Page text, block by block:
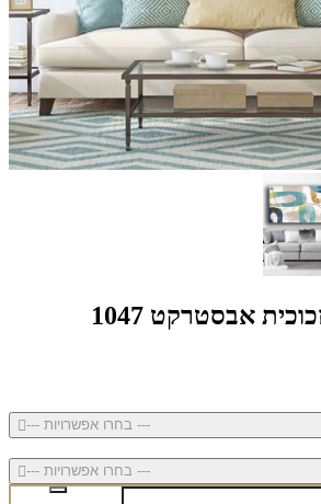
אבסטרקט 1047
--- בחרו אפשרויות ---
--- בחרו אפשרויות ---